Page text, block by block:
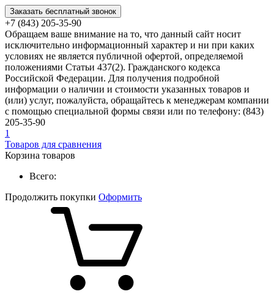
Заказать бесплатный звонок
+7 (843) 205-35-90
Обращаем ваше внимание на то, что данный сайт носит
исключительно информационный характер и ни при каких
условиях не является публичной офертой, определяемой
положениями Статьи 437(2). Гражданского кодекса
Российской Федерации. Для получения подробной
информации о наличии и стоимости указанных товаров и
(или) услуг, пожалуйста, обращайтесь к менеджерам компании
с помощью специальной формы связи или по телефону: (843)
205-35-90
1
Товаров для сравнения
Корзина товаров
Всего:
Продолжить покупки Оформить